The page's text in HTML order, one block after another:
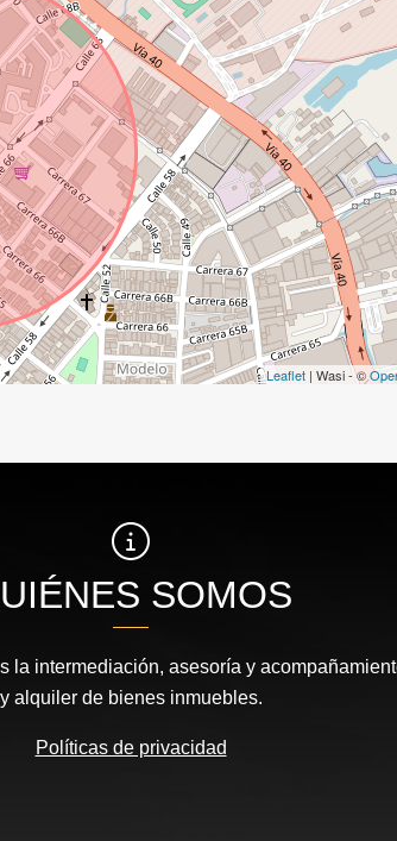
Leaflet | Wasi - ©
SOMOS
la intermediación, asesoría y
y alquiler de bienes inmuebles.
Políticas de privacidad